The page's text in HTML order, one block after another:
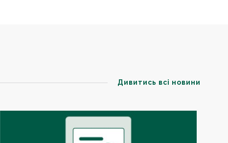
Дивитись всі новини